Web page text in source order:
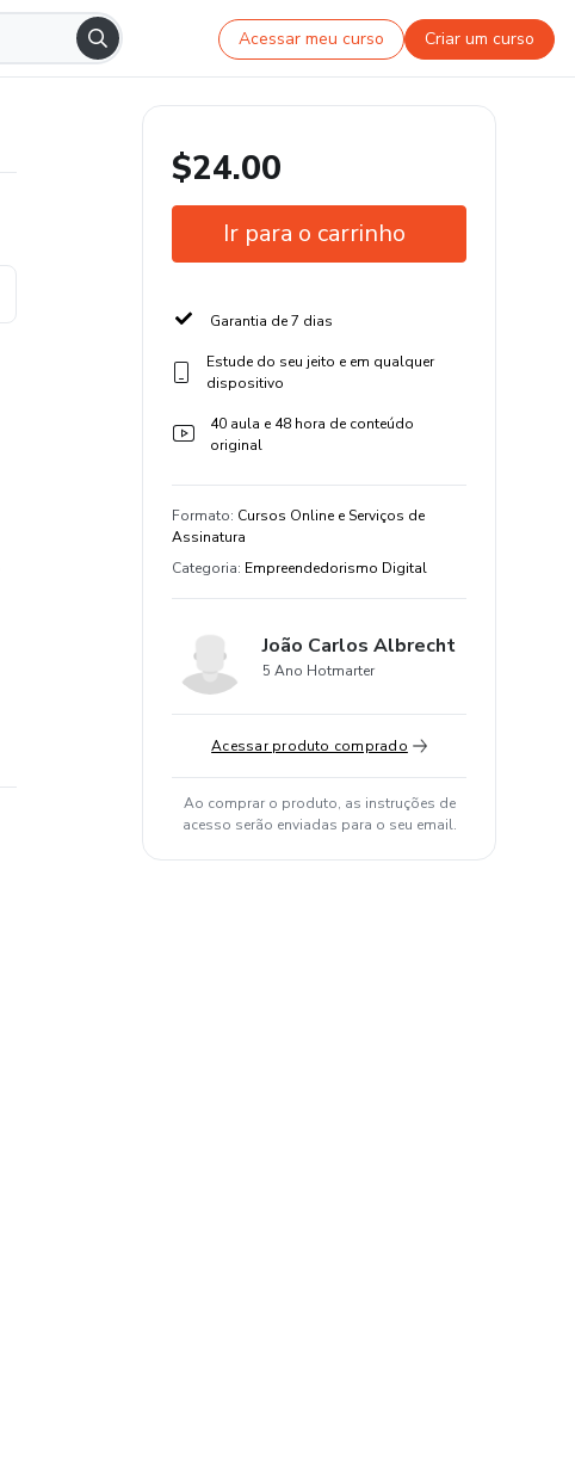
Acessar meu curso Criar um curso
$24.00
Ir para o carrinho
Garantia de 7 dias
Estude do seu jeito e em qualquer
dispositivo
40 aula e 48 hora de conteúdo
original
Formato: Cursos Online e Serviços de
Assinatura
Categoria: Empreendedorismo Digital
João Carlos Albrecht
5 Ano Hotmarter
Acessar produto comprado
Ao comprar o produto, as instruções de
acesso serão enviadas para o seu email.